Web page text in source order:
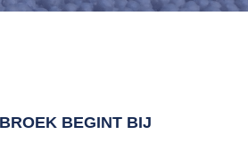
BEGINT BIJ